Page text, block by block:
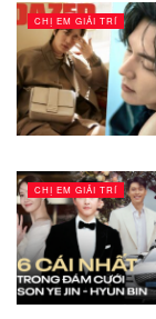
CHỊ EM GIẢI TRÍ
CHỊ EM GIẢI TRÍ